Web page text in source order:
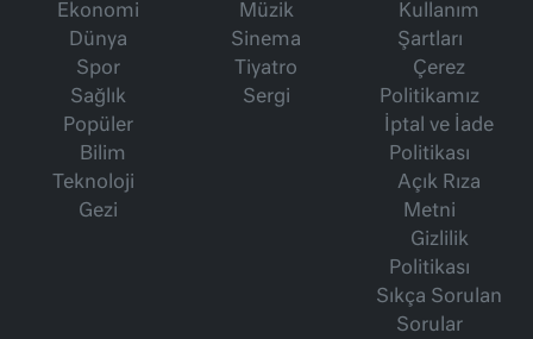
Ekonomi
Dünya
Spor
Sağlık
Popüler
Bilim
Teknoloji
Gezi
Müzik
Sinema
Tiyatro
Sergi
Kullanım
Şartları
Çerez
Politikamız
İptal ve İade
Politikası
Açık Rıza
Metni
Gizlilik
Politikası
Sıkça Sorulan
Sorular